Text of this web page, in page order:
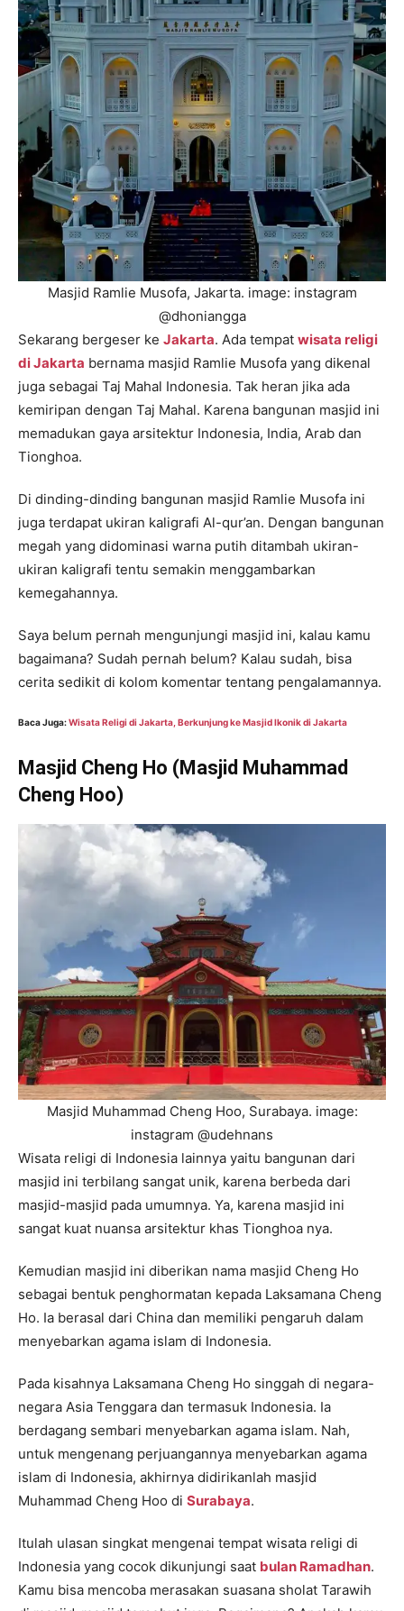
Masjid Ramlie Musofa, Jakarta. image: instagram
@dhoniangga
Sekarang bergeser ke Jakarta. Ada tempat wisata religi
di Jakarta bernama masjid Ramlie Musofa yang dikenal
juga sebagai Taj Mahal Indonesia. Tak heran jika ada
kemiripan dengan Taj Mahal. Karena bangunan masjid ini
memadukan gaya arsitektur Indonesia, India, Arab dan
Tionghoa.
Di dinding-dinding bangunan masjid Ramlie Musofa ini
juga terdapat ukiran kaligrafi Al-qur’an. Dengan bangunan
megah yang didominasi warna putih ditambah ukiran-
ukiran kaligrafi tentu semakin menggambarkan
kemegahannya.
Saya belum pernah mengunjungi masjid ini, kalau kamu
bagaimana? Sudah pernah belum? Kalau sudah, bisa
cerita sedikit di kolom komentar tentang pengalamannya.
Baca Juga:Wisata Religi di Jakarta, Berkunjung ke Masjid Ikonik di Jakarta
Masjid Cheng Ho (Masjid Muhammad
Cheng Hoo)
Masjid Muhammad Cheng Hoo, Surabaya. image:
instagram @udehnans
Wisata religi di Indonesia lainnya yaitu bangunan dari
masjid ini terbilang sangat unik, karena berbeda dari
masjid-masjid pada umumnya. Ya, karena masjid ini
sangat kuat nuansa arsitektur khas Tionghoa nya.
Kemudian masjid ini diberikan nama masjid Cheng Ho
sebagai bentuk penghormatan kepada Laksamana Cheng
Ho. Ia berasal dari China dan memiliki pengaruh dalam
menyebarkan agama islam di Indonesia.
Pada kisahnya Laksamana Cheng Ho singgah di negara-
negara Asia Tenggara dan termasuk Indonesia. Ia
berdagang sembari menyebarkan agama islam. Nah,
untuk mengenang perjuangannya menyebarkan agama
islam di Indonesia, akhirnya didirikanlah masjid
Muhammad Cheng Hoo di Surabaya.
Itulah ulasan singkat mengenai tempat wisata religi di
Indonesia yang cocok dikunjungi saat bulan Ramadhan.
Kamu bisa mencoba merasakan suasana sholat Tarawih